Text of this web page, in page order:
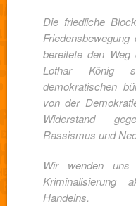
Die friedliche
bereitete den
Lothar König
demokratischen
von der
Widerstand
Rassismus und
Wir wenden
Kriminalisierung
Handelns.